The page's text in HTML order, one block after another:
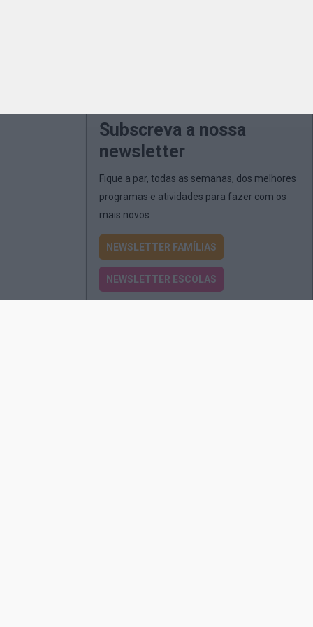
Subscreva a nossa
newsletter
Fique a par, todas as semanas, dos melhores
programas e atividades para fazer com os
mais novos
NEWSLETTER FAMÍLIAS
NEWSLETTER ESCOLAS